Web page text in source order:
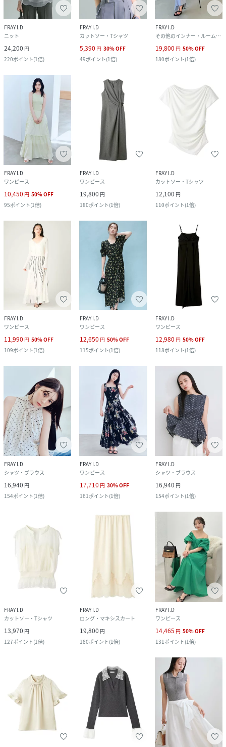
FRAY I.D
ニット
24,200 円
220ポイント(1倍)
FRAY I.D
カットソー・Tシャツ
5,390 円 30%OFF
49ポイント(1倍)
FRAY I.D
その他のインナー・ルームウェア
19,800 円 50%OFF
180ポイント(1倍)
FRAY I.D
ワンピース
10,450 円 50%OFF
95ポイント(1倍)
FRAY I.D
ワンピース
19,800 円
180ポイント(1倍)
FRAY I.D
カットソー・Tシャツ
12,100 円
110ポイント(1倍)
FRAY I.D
ワンピース
11,990 円 50%OFF
109ポイント(1倍)
FRAY I.D
ワンピース
12,650 円 50%OFF
115ポイント(1倍)
FRAY I.D
ワンピース
12,980 円 50%OFF
118ポイント(1倍)
FRAY I.D
シャツ・ブラウス
16,940 円
154ポイント(1倍)
FRAY I.D
ワンピース
17,710 円 30%OFF
161ポイント(1倍)
FRAY I.D
シャツ・ブラウス
16,940 円
154ポイント(1倍)
FRAY I.D
カットソー・Tシャツ
13,970 円
127ポイント(1倍)
FRAY I.D
ロング・マキシスカート
19,800 円
180ポイント(1倍)
FRAY I.D
ワンピース
14,465 円 50%OFF
131ポイント(1倍)